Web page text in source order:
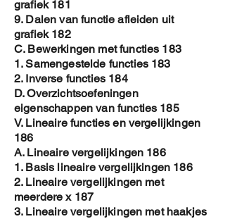
grafiek 181
9. Dalen van functie afleiden uit
grafiek 182
C. Bewerkingen met functies 183
1. Samengestelde functies 183
2. Inverse functies 184
D. Overzichtsoefeningen
eigenschappen van functies 185
V. Lineaire functies en vergelijkingen
186
A. Lineaire vergelijkingen 186
1. Basis lineaire vergelijkingen 186
2. Lineaire vergelijkingen met
meerdere x 187
3. Lineaire vergelijkingen met haakjes